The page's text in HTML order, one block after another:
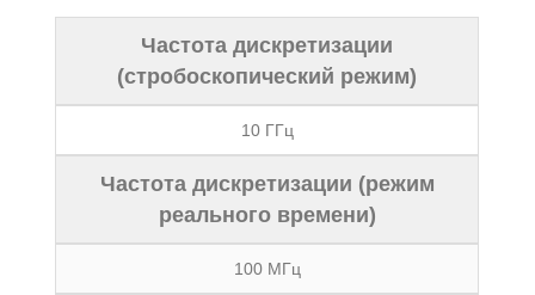
Частота дискретизации
(стробоскопический режим)
10 ГГц
Частота дискретизации (режим
реального времени)
100 МГц